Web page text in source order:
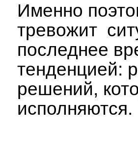
Именно
тревожит
последнее
тенденцией:
решений,
исполняются.